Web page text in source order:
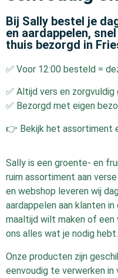
Bij Sally bestel je
en aardappelen,
thuis bezorgd in
✅ Voor 12:00 besteld =
✅ Altijd vers en
✅ Bezorgd met eigen
👉 Bekijk het assortiment
Sally is een groente- en
ruim assortiment aan
en webshop leveren wij
aardappelen aan klanten
maaltijd wilt maken of een
ons alles wat je nodig hebt.
Onze producten zijn
eenvoudig te verwerken